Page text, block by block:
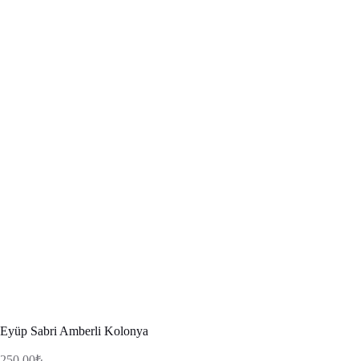
Eyüp Sabri Amberli Kolonya